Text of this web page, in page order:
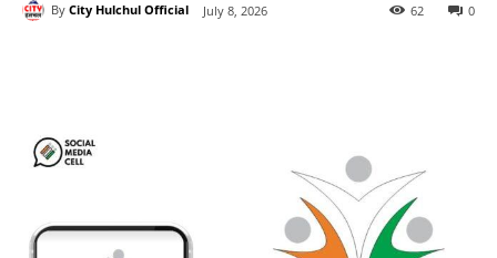
By City Hulchul Official July 8, 2026 0
62